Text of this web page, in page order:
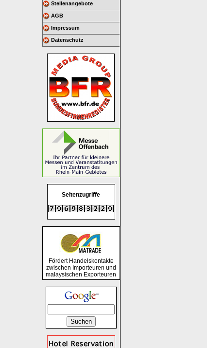
Stellenangebote
AGB
Impressum
Datenschutz
Seitenzugriffe
Fördert Handelskontakte
zwischen Importeuren und
malaysischen Exporteuren